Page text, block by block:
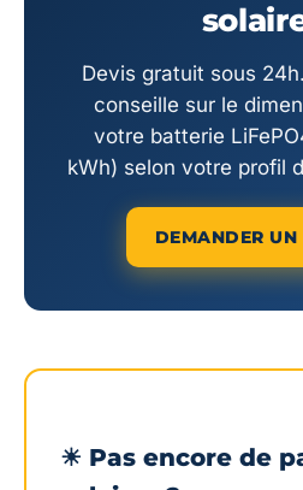
Devis gratuit sous
conseille sur le
votre batterie
kWh) selon votre profil
DEMANDER
☀ Pas encore de